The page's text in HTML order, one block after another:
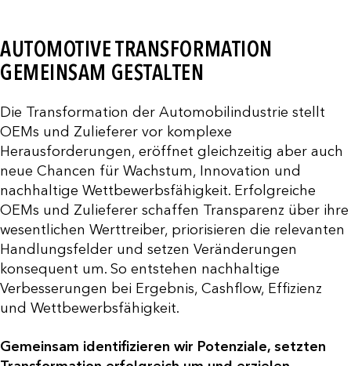
AUTOMOTIVE TRANSFORMATION
GEMEINSAM GESTALTEN
Die Transformation der Automobilindustrie stellt
OEMs und Zulieferer vor komplexe
Herausforderungen, eröffnet gleichzeitig aber auch
neue Chancen für Wachstum, Innovation und
nachhaltige Wettbewerbsfähigkeit. Erfolgreiche
OEMs und Zulieferer schaffen Transparenz über ihre
wesentlichen Werttreiber, priorisieren die relevanten
Handlungsfelder und setzen Veränderungen
konsequent um. So entstehen nachhaltige
Verbesserungen bei Ergebnis, Cashflow, Effizienz
und Wettbewerbsfähigkeit.
Gemeinsam identifizieren wir Potenziale, setzten